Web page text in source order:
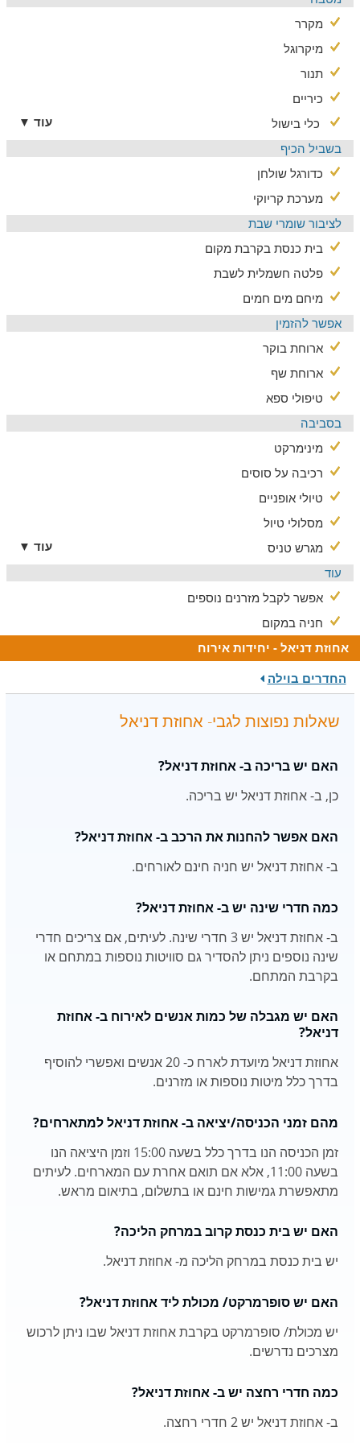
מקרר
מיקרוגל
תנור
כיריים
כלי בישול
עוד ▼
בשביל הכיף
כדורגל שולחן
מערכת קריוקי
לציבור שומרי שבת
בית כנסת בקרבת מקום
פלטה חשמלית לשבת
מיחם מים חמים
אפשר להזמין
ארוחת בוקר
ארוחת שף
טיפולי ספא
בסביבה
מינימרקט
רכיבה על סוסים
טיולי אופניים
מסלולי טיול
מגרש טניס
עוד ▼
עוד
אפשר לקבל מזרנים נוספים
חניה במקום
אחוזת דניאל - יחידות אירוח
החדרים בוילה
שאלות נפוצות לגבי- אחוזת דניאל
האם יש בריכה ב- אחוזת דניאל?
כן, ב- אחוזת דניאל יש בריכה.
האם אפשר להחנות את הרכב ב- אחוזת דניאל?
ב- אחוזת דניאל יש חניה חינם לאורחים.
כמה חדרי שינה יש ב- אחוזת דניאל?
ב- אחוזת דניאל יש 3 חדרי שינה. לעיתים, אם צריכים חדרי
שינה נוספים ניתן להסדיר גם סוויטות נוספות במתחם או
בקרבת המתחם.
האם יש מגבלה של כמות אנשים לאירוח ב- אחוזת
דניאל?
אחוזת דניאל מיועדת לארח כ- 20 אנשים ואפשרי להוסיף
בדרך כלל מיטות נוספות או מזרנים.
מהם זמני הכניסה/יציאה ב- אחוזת דניאל למתארחים?
זמן הכניסה הנו בדרך כלל בשעה 15:00 וזמן היציאה הנו
בשעה 11:00, אלא אם תואם אחרת עם המארחים. לעיתים
מתאפשרת גמישות חינם או בתשלום, בתיאום מראש.
האם יש בית כנסת קרוב במרחק הליכה?
יש בית כנסת במרחק הליכה מ- אחוזת דניאל.
האם יש סופרמרקט/ מכולת ליד אחוזת דניאל?
יש מכולת/ סופרמרקט בקרבת אחוזת דניאל שבו ניתן לרכוש
מצרכים נדרשים.
כמה חדרי רחצה יש ב- אחוזת דניאל?
ב- אחוזת דניאל יש 2 חדרי רחצה.